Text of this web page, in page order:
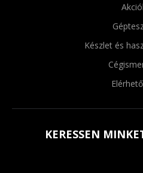
Készlet és
KERESSEN